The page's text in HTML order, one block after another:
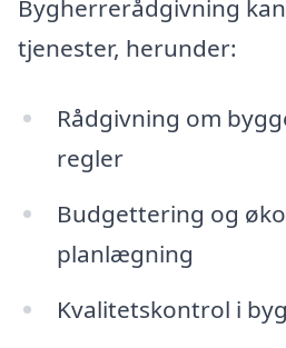
Bygherrerådgivning
tjenester, herunder:
Rådgivning om
regler
Budgettering og
planlægning
Kvalitetskontrol i